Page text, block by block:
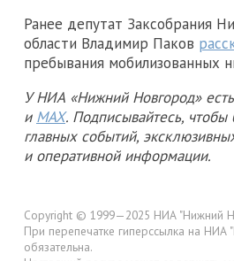
Ранее депутат Заксобрания
области Владимир Паков
пребывания мобилизованных
У НИА «Нижний Новгород»
и MAX. Подписывайтесь, чтобы
главных событий,
и оперативной информации.
Copyright © 1999—2025 НИА "Нижний
При перепечатке гиперссылка на
обязательна.